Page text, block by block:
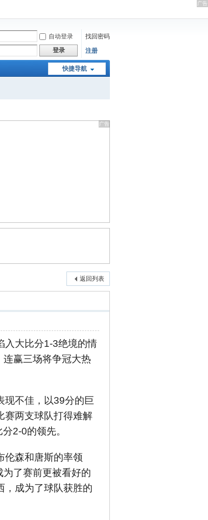
自动登录
找回密码
登录 注册
快捷导航
返回列表
入大比分1-3绝境的情
赢三场将争冠大热
现不佳，以39分的巨
赛两支球队打得难解
2-0的领先。
伦森和唐斯的率领
了赛前更被看好的
，成为了球队获胜的